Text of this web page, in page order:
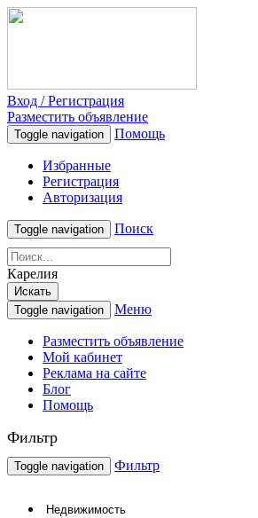
Вход / Регистрация
Разместить объявление
Toggle navigation Помощь
Избранные
Регистрация
Авторизация
Toggle navigation Поиск
Карелия
Искать
Toggle navigation
Меню
Разместить объявление
Мой кабинет
Реклама на сайте
Блог
Помощь
Фильтр
Toggle navigation Фильтр